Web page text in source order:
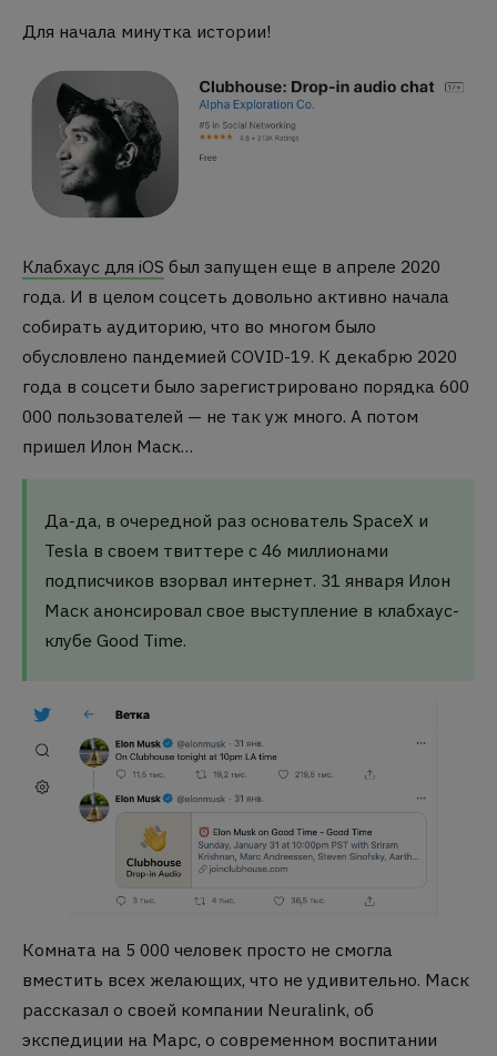
Для начала минутка истории!
Клабхаус для iOS был запущен еще в апреле 2020
года. И в целом соцсеть довольно активно начала
собирать аудиторию, что во многом было
обусловлено пандемией COVID-19. К декабрю 2020
года в соцсети было зарегистрировано порядка 600
000 пользователей — не так уж много. А потом
пришел Илон Маск…
Да-да, в очередной раз основатель SpaceX и
Tesla в своем твиттере с 46 миллионами
подписчиков взорвал интернет. 31 января Илон
Маск анонсировал свое выступление в клабхаус-
клубе Good Time.
Комната на 5 000 человек просто не смогла
вместить всех желающих, что не удивительно. Маск
рассказал о своей компании Neuralink, об
экспедиции на Марс, о современном воспитании